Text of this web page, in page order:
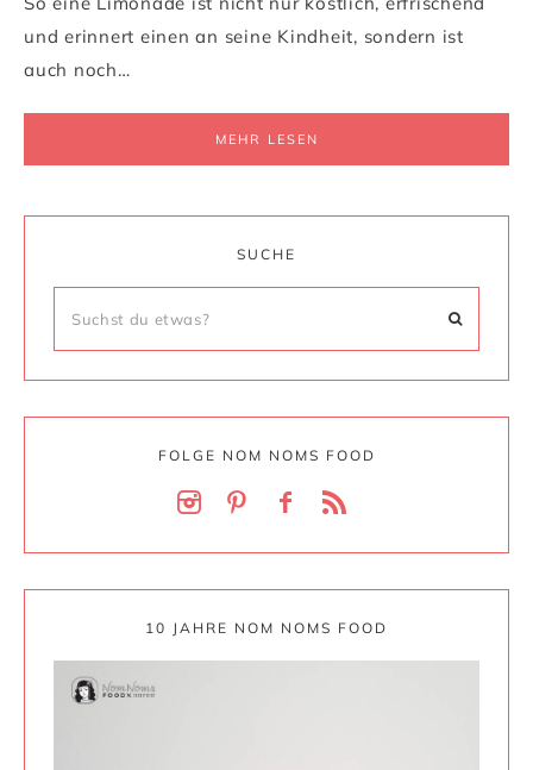
und erinnert einen an seine Kindheit, sondern ist
auch noch…
MEHR LESEN
SUCHE
FOLGE NOM NOMS FOOD
10 JAHRE NOM NOMS FOOD